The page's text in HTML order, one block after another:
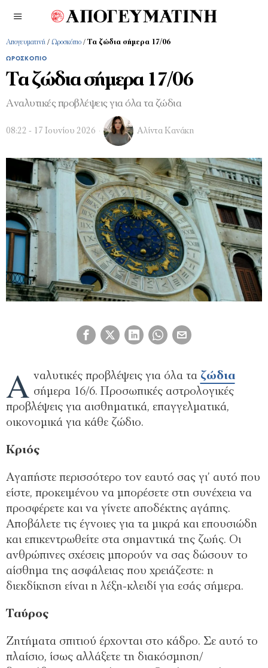
Απογευματινή / Ωροσκόπιο / Τα ζώδια σήμερα 17/06
ΩΡΟΣΚΌΠΙΟ
Τα ζώδια σήμερα 17/06
Αναλυτικές προβλέψεις για όλα τα ζώδια
08:22 - 17 Ιουνίου 2026 Αλίντα Κανάκη
Α ναλυτικές προβλέψεις για όλα τα ζώδια
σήμερα 16/6. Προσωπικές αστρολογικές
προβλέψεις για αισθηματικά, επαγγελματικά,
οικονομικά για κάθε ζώδιο.
Κριός
Αγαπήστε περισσότερο τον εαυτό σας γι’ αυτό που
είστε, προκειμένου να μπορέσετε στη συνέχεια να
προσφέρετε και να γίνετε αποδέκτης αγάπης.
Αποβάλετε τις έγνοιες για τα μικρά και επουσιώδη
και επικεντρωθείτε στα σημαντικά της ζωής. Οι
ανθρώπινες σχέσεις μπορούν να σας δώσουν το
αίσθημα της ασφάλειας που χρειάζεστε: η
διεκδίκηση είναι η λέξη-κλειδί για εσάς σήμερα.
Ταύρος
Ζητήματα σπιτιού έρχονται στο κάδρο. Σε αυτό το
πλαίσιο, ίσως αλλάξετε τη διακόσμηση/